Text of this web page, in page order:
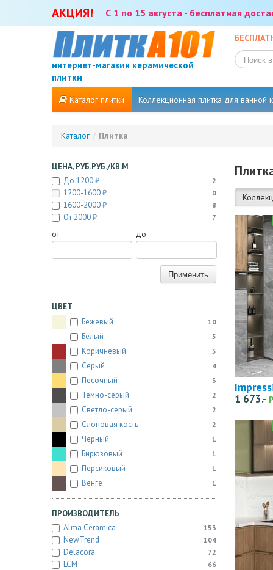
АКЦИЯ! С 1 по 15 августа - бесплатная
интернет-магазин керамической
плитки
Каталог плитки Коллекционная плитка для ванной
Каталог / Плитка
ЦЕНА, РУБ.РУБ./КВ.М
До 1200 ₽
2
1200-1600 ₽ 0
1600-2000 ₽ 8
От 2000 ₽ 7
от до
Применить
ЦВЕТ
Бежевый
10
Белый 5
Коричневый 5
Серый 4
Песочный 3
Темно-серый 2
Светло-серый 2
Слоновая кость 2
Черный 1
Бирюзовый 1
Персиковый 1
Венге 1
ПРОИЗВОДИТЕЛЬ
Alma Ceramica
153
NewTrend 104
Delacora 72
LCM 66
1 673.-